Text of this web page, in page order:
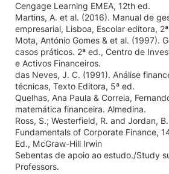
Cengage Learning EMEA, 12th ed.
Martins, A. et al. (2016). Manual de
empresarial, Lisboa, Escolar editora,
Mota, António Gomes & et al. (1997).
casos práticos. 2ª ed., Centro de
e Activos Financeiros.
das Neves, J. C. (1991). Análise
técnicas, Texto Editora, 5ª ed.
Quelhas, Ana Paula & Correia,
matemática financeira. Almedina.
Ross, S.; Westerfield, R. and Jordan,
Fundamentals of Corporate Finance,
Ed., McGraw-Hill Irwin
Sebentas de apoio ao estudo./Study
Professors.